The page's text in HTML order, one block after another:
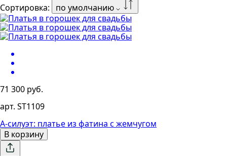
Сортировка:
по умолчанию
71 300 руб.
арт. ST1109
А-силуэт: платье из фатина с жемчугом
В корзину